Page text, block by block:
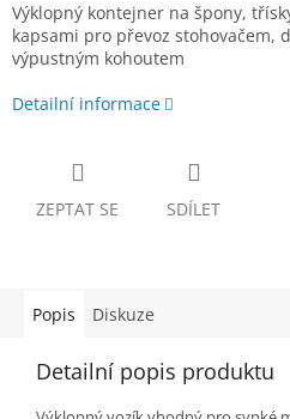
Výklopný kontejner na špony,
kapsami pro převoz stohovačem,
výpustným kohoutem
Detailní informace
ZEPTAT SE SDÍLET
Popis Diskuze
Detailní popis produktu